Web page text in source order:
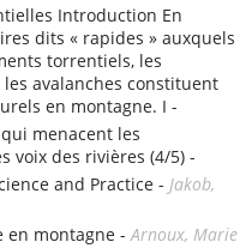
Introduction En
dits « rapides » auxquels
torrentiels, les
avalanches constituent
en montagne. I -
menacent les
voix des rivières (4/5) -
and Practice - Jakob,
en montagne - Arnoux, Marie